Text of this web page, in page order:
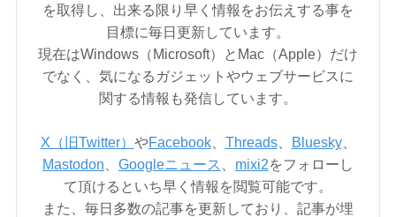
を取得し、出来る限り早く情報をお伝えする事を
目標に毎日更新しています。
現在はWindows（Microsoft）とMac（Apple）だけ
でなく、気になるガジェットやウェブサービスに
関する情報も発信しています。
X（旧Twitter） やFacebook、 Threads、 Bluesky、
Mastodon
Googleニュース mixi2をフォローし
て頂けるといち早く情報を閲覧可能です。
また、毎日多数の記事を更新しており、記事が埋